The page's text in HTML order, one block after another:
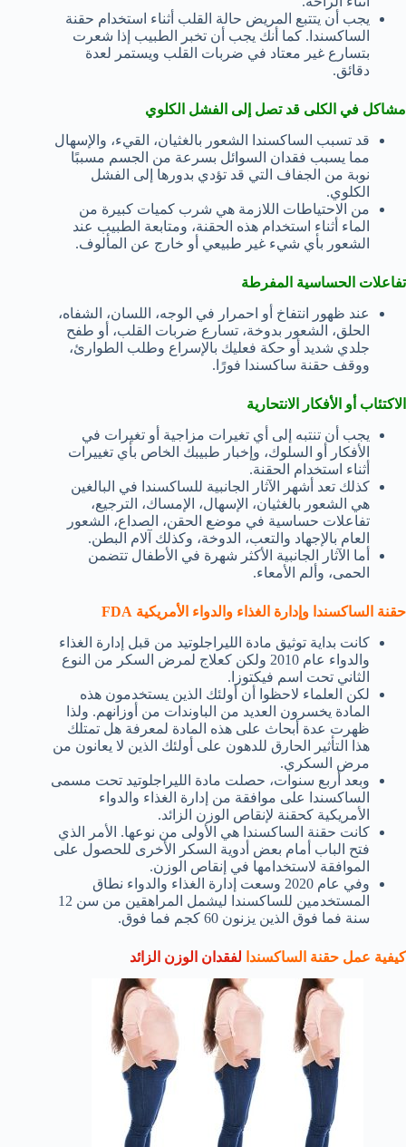
يجب أن يتتبع المريض حالة القلب أثناء استخدام حقنة
الساكسندا. كما أنك يجب أن تخبر الطبيب إذا شعرت
بتسارع غير معتاد في ضربات القلب ويستمر لعدة
دقائق.
مشاكل في الكلى قد تصل إلى الفشل الكلوي
قد تسبب الساكسندا الشعور بالغثيان، القيء، والإسهال
مما يسبب فقدان السوائل بسرعة من الجسم مسببًا
نوبة من الجفاف التي قد تؤدي بدورها إلى الفشل
الكلوي.
من الاحتياطات اللازمة هي شرب كميات كبيرة من
الماء أثناء استخدام هذه الحقنة، ومتابعة الطبيب عند
الشعور بأي شيء غير طبيعي أو خارج عن المألوف.
تفاعلات الحساسية المفرطة
عند ظهور انتفاخ أو احمرار في الوجه، اللسان، الشفاه،
الحلق، الشعور بدوخة، تسارع ضربات القلب، أو طفح
جلدي شديد أو حكة فعليك بالإسراع وطلب الطوارئ،
ووقف حقنة ساكسندا فورًا.
الاكتئاب أو الأفكار الانتحارية
يجب أن تنتبه إلى أي تغيرات مزاجية أو تغيرات في
الأفكار أو السلوك، وإخبار طبيبك الخاص بأي تغييرات
أثناء استخدام الحقنة.
كذلك تعد أشهر الآثار الجانبية للساكسندا في البالغين
هي الشعور بالغثيان، الإسهال، الإمساك، الترجيع،
تفاعلات حساسية في موضع الحقن، الصداع، الشعور
العام بالإجهاد والتعب، الدوخة، وكذلك آلام البطن.
أما الآثار الجانبية الأكثر شهرة في الأطفال تتضمن
الحمى، وألم الأمعاء.
حقنة الساكسندا وإدارة الغذاء والدواء الأمريكية FDA
كانت بداية توثيق مادة الليراجلوتيد من قبل إدارة الغذاء
والدواء عام 2010 ولكن كعلاج لمرض السكر من النوع
الثاني تحت اسم فيكتوزا.
لكن العلماء لاحظوا أن أولئك الذين يستخدمون هذه
المادة يخسرون العديد من الباوندات من أوزانهم. ولذا
ظهرت عدة أبحاث على هذه المادة لمعرفة هل تمتلك
هذا التأثير الحارق للدهون على أولئك الذين لا يعانون من
مرض السكري.
وبعد أربع سنوات، حصلت مادة الليراجلوتيد تحت مسمى
الساكسندا على موافقة من إدارة الغذاء والدواء
الأمريكية كحقنة لإنقاص الوزن الزائد.
كانت حقنة الساكسندا هي الأولى من نوعها. الأمر الذي
فتح الباب أمام بعض أدوية السكر الأخرى للحصول على
الموافقة لاستخدامها في إنقاص الوزن.
وفي عام 2020 وسعت إدارة الغذاء والدواء نطاق
المستخدمين للساكسندا ليشمل المراهقين من سن 12
سنة فما فوق الذين يزنون 60 كجم فما فوق.
كيفية عمل حقنة الساكسندا لفقدان الوزن الزائد